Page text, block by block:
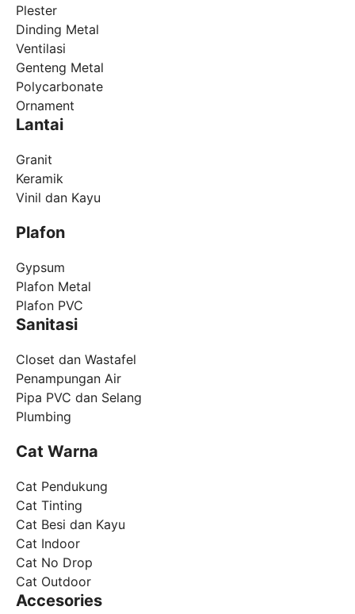
Plester
Dinding Metal
Ventilasi
Genteng Metal
Polycarbonate
Ornament
Lantai
Granit
Keramik
Vinil dan Kayu
Plafon
Gypsum
Plafon Metal
Plafon PVC
Sanitasi
Closet dan Wastafel
Penampungan Air
Pipa PVC dan Selang
Plumbing
Cat Warna
Cat Pendukung
Cat Tinting
Cat Besi dan Kayu
Cat Indoor
Cat No Drop
Cat Outdoor
Accesories